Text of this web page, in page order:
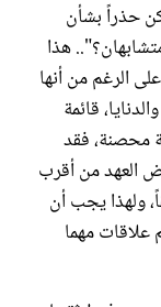
حذراً بشأن
هذا
الرغم من أنها
قائمة
محصنة، فقد
العهد من أقرب
ولهذا يجب أن
مهما